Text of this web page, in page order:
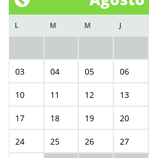
L M M J
03 04 05 06
10 11 12 13
17 18 19 20
24 25 26 27